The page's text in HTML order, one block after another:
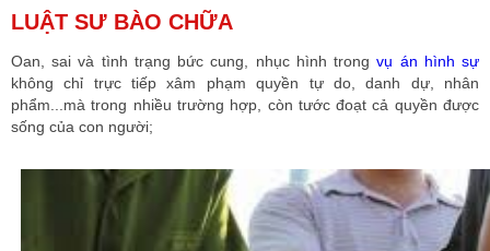
LUẬT SƯ BÀO CHỮA
Oan, sai và tình trạng bức cung, nhục hình trongvụ án hình sự
không chỉ trực tiếp xâm phạm quyền tự do, danh dự, nhân
phẩm...mà trong nhiều trường hợp, còn tước đoạt cả quyền được
sống của con người;